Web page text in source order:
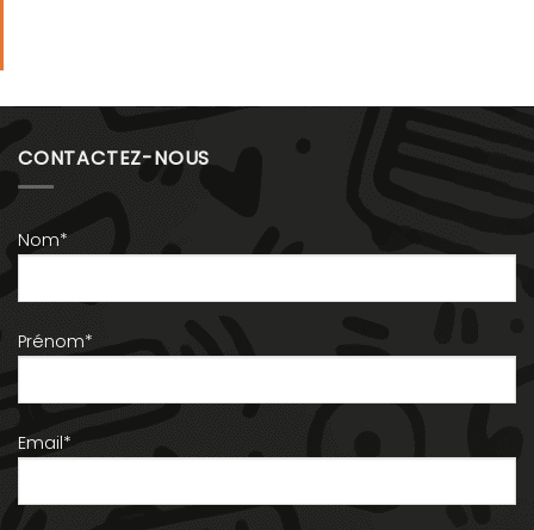
CONTACTEZ-NOUS
Nom*
Prénom*
Email*